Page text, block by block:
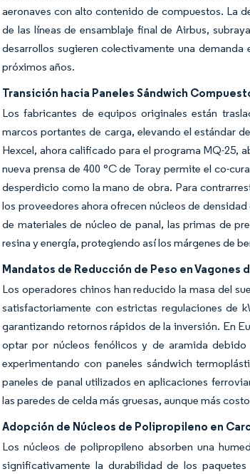
aeronaves con alto contenido de compuestos. La
de las líneas de ensamblaje final de Airbus,
desarrollos sugieren colectivamente una
próximos años.
Transición hacia Paneles Sándwich
Los fabricantes de equipos originales están
marcos portantes de carga, elevando el estándar
Hexcel, ahora calificado para el programa MQ-25,
nueva prensa de 400 °C de Toray permite el co-
desperdicio como la mano de obra. Para
los proveedores ahora ofrecen núcleos de
de materiales de núcleo de panal, las primas de
resina y energía, protegiendo así los márgenes de
Mandatos de Reducción de Peso en Vagones
Los operadores chinos han reducido la masa del
satisfactoriamente con estrictas regulaciones de
garantizando retornos rápidos de la inversión. En
optar por núcleos fenólicos y de aramida
experimentando con paneles sándwich
paneles de panal utilizados en aplicaciones
las paredes de celda más gruesas, aunque más
Adopción de Núcleos de Polipropileno en
Los núcleos de polipropileno absorben una
significativamente la durabilidad de los